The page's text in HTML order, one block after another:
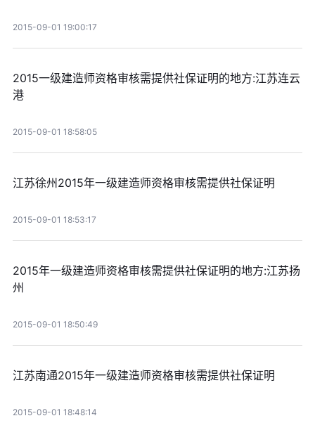
2015-09-01 19:00:17
2015一级建造师资格审核需提供社保证明的地方:江苏连云
港
2015-09-01 18:58:05
江苏徐州2015年一级建造师资格审核需提供社保证明
2015-09-01 18:53:17
2015年一级建造师资格审核需提供社保证明的地方:江苏扬
州
2015-09-01 18:50:49
江苏南通2015年一级建造师资格审核需提供社保证明
2015-09-01 18:48:14